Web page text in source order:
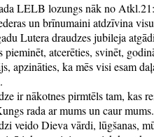
LELB lozungs nāk no
un brīnumaini atdzīvina
Lutera draudzes jubileja
pieminēt, atcerēties, svinēt,
apzināties, ka mēs visi esam
ir nākotnes pirmtēls tam, kas
rada ar mums un caur mums.
veido Dieva vārdi, lūgšanas,